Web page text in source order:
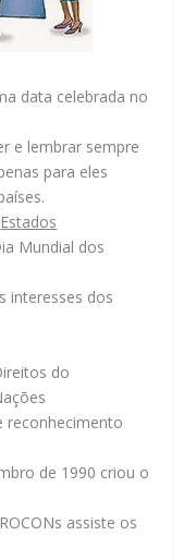
data celebrada no
e lembrar sempre
para eles
Estados
Mundial dos
interesses dos
do
reconhecimento
de 1990 criou o
assiste os